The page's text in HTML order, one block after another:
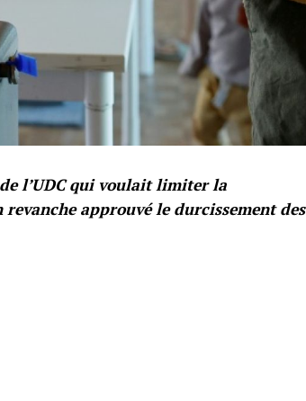
l’UDC qui voulait limiter la
approuvé le durcissement des